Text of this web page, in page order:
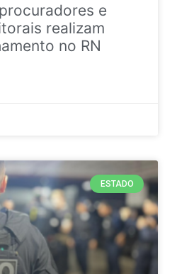
e
realizam
no RN
ESTADO